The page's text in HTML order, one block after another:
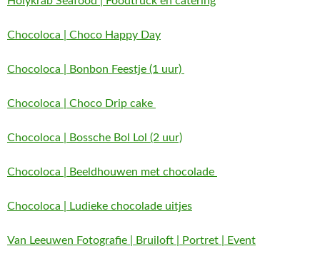
Chocoloca | Choco Happy Day
Chocoloca | Bonbon Feestje (1 uur)
Chocoloca | Choco Drip cake
Chocoloca | Bossche Bol Lol (2 uur)
Chocoloca | Beeldhouwen met chocolade
Chocoloca | Ludieke chocolade uitjes
Van Leeuwen Fotografie | Bruiloft | Portret | Event